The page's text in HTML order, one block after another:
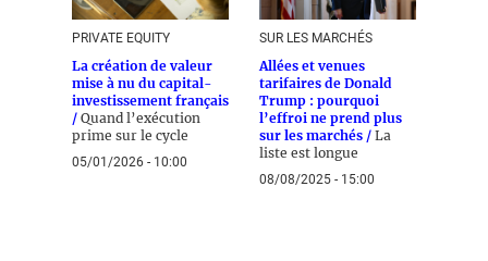
PRIVATE EQUITY
La création de valeur
mise à nu du capital-
investissement français
/ Quand l’exécution
prime sur le cycle
05/01/2026 - 10:00
SUR LES MARCHÉS
Allées et venues
tarifaires de Donald
Trump : pourquoi
l’effroi ne prend plus
sur les marchés / La
liste est longue
08/08/2025 - 15:00